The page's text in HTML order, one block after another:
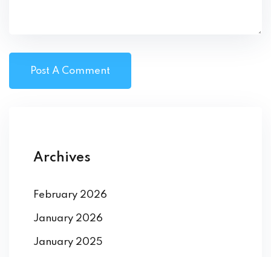
Archives
February 2026
January 2026
January 2025